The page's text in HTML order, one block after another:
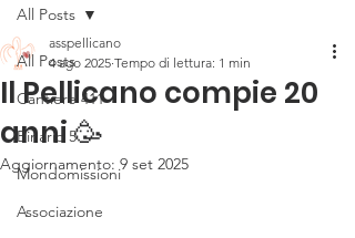
All Posts
Cantiere 411
Binario 5
Mondomissioni
Associazione
All Posts
Il Pellicano compie 20
anni 🥳
asspellicano
4 ago 2025 Tempo di lettura: 1 min
Aggiornamento:9 set 2025